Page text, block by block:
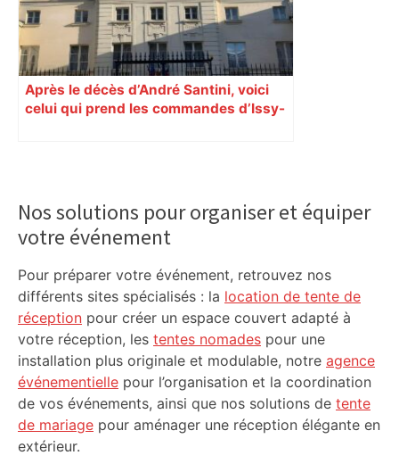
Après le décès d’André Santini, voici
celui qui prend les commandes d’Issy-
Sidebar
Nos solutions pour organiser et équiper
votre événement
Pour préparer votre événement, retrouvez nos
différents sites spécialisés : la location de tente de
réception pour créer un espace couvert adapté à
votre réception, les tentes nomades pour une
installation plus originale et modulable, notre agence
événementielle pour l’organisation et la coordination
de vos événements, ainsi que nos solutions de tente
de mariage pour aménager une réception élégante en
extérieur.